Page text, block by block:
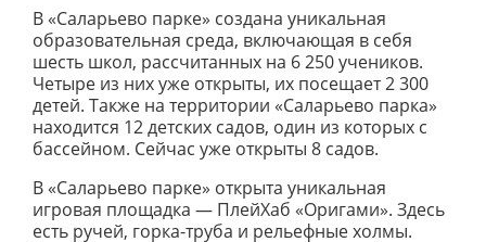
В «Саларьево парке» создана уникальная
образовательная среда, включающая в себя
шесть школ, рассчитанных на 6 250 учеников.
Четыре из них уже открыты, их посещает 2 300
детей. Также на территории «Саларьево парка»
находится 12 детских садов, один из которых с
бассейном. Сейчас уже открыты 8 садов.
В «Саларьево парке» открыта уникальная
игровая площадка — ПлейХаб «Оригами». Здесь
есть ручей, горка-труба и рельефные холмы.